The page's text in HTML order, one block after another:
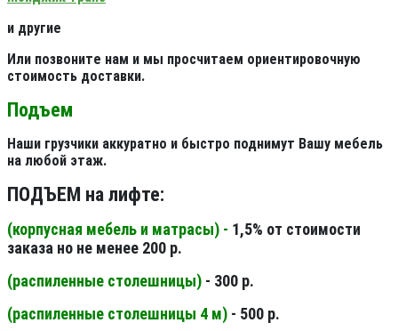
и другие
Или позвоните нам и мы просчитаем ориентировочную
стоимость доставки.
Подъем
Наши грузчики аккуратно и быстро поднимут Вашу мебель
на любой этаж.
ПОДЪЕМ на лифте:
(корпусная мебель и матрасы) - 1,5% от стоимости
заказа но не менее 200 р.
(распиленные столешницы) - 300 р.
(распиленные столешницы 4 м) - 500 р.